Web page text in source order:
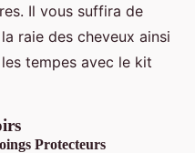
Il vous suffira de
raie des cheveux ainsi
tempes avec le kit
Protecteurs